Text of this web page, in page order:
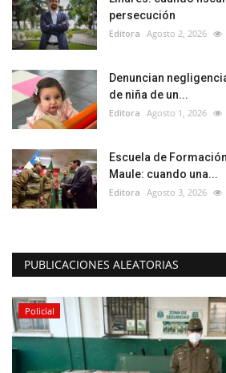
persecución
Editora Agosto 2, 2026
Denuncian
de niña de un...
Editora Agosto 1, 2026
Escuela de
Maule: cuando una...
Editora Agosto 3, 2026
PUBLICACIONES ALEATORIAS
Policial